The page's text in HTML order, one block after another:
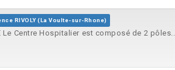
RIVOLY (La Voulte-sur-Rhone)
Le Centre Hospitalier est composé de 2